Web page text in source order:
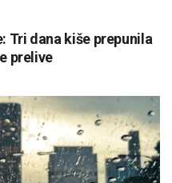
Tri dana kiše prepunila
prelive